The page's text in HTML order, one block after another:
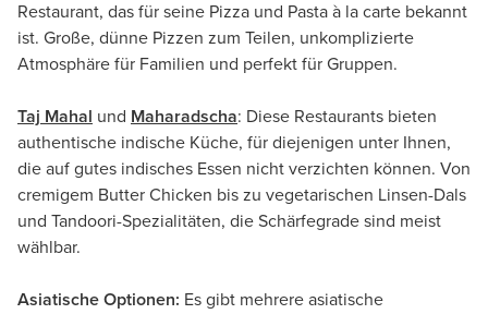
Restaurant, das für seine Pizza und Pasta à la carte bekannt
ist. Große, dünne Pizzen zum Teilen, unkomplizierte
Atmosphäre für Familien und perfekt für Gruppen.
Taj Mahal und Maharadscha: Diese Restaurants bieten
authentische indische Küche, für diejenigen unter Ihnen,
die auf gutes indisches Essen nicht verzichten können. Von
cremigem Butter Chicken bis zu vegetarischen Linsen-Dals
und Tandoori-Spezialitäten, die Schärfegrade sind meist
wählbar.
Asiatische Optionen: Es gibt mehrere asiatische